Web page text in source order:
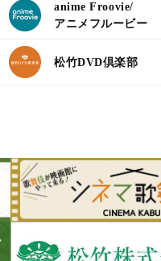
anime Froovie/
アニメフルービー
松竹DVD倶楽部